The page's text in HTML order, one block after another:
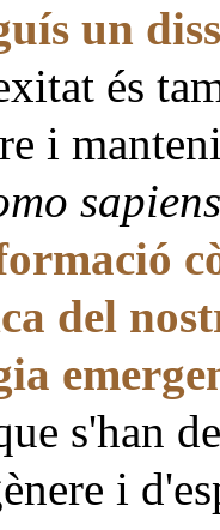
un
és
i
sapiens
del
s'han
i